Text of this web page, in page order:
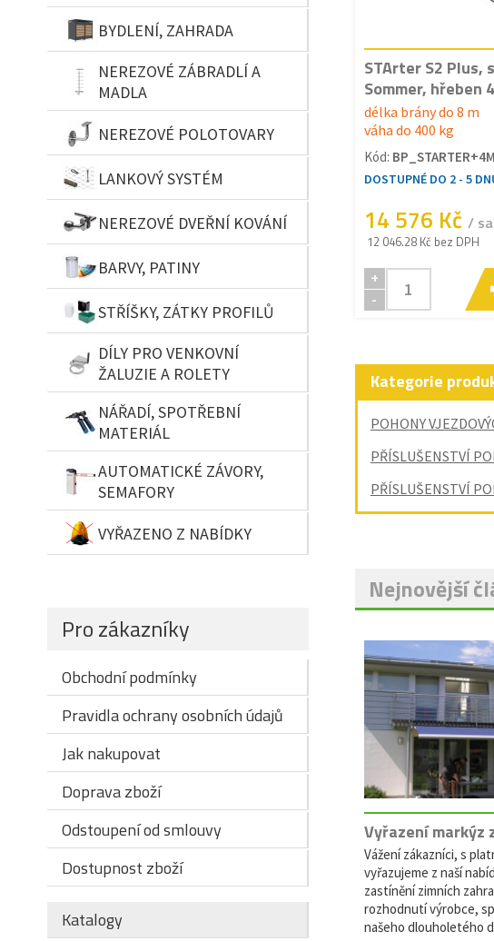
BYDLENÍ, ZAHRADA
NEREZOVÉ ZÁBRADLÍ A
MADLA
NEREZOVÉ POLOTOVARY
LANKOVÝ SYSTÉM
NEREZOVÉ DVEŘNÍ KOVÁNÍ
BARVY, PATINY
STŘÍŠKY, ZÁTKY PROFILŮ
DÍLY PRO VENKOVNÍ
ŽALUZIE A ROLETY
NÁŘADÍ, SPOTŘEBNÍ
MATERIÁL
AUTOMATICKÉ ZÁVORY,
SEMAFORY
VYŘAZENO Z NABÍDKY
Pro zákazníky
Obchodní podmínky
Pravidla ochrany osobních údajů
Jak nakupovat
Doprava zboží
Odstoupení od smlouvy
Dostupnost zboží
Katalogy
STArter S2 Plus,
Sommer, hřeben
délka brány do 8 m
váha do 400 kg
Kód:
DOSTUPNÉ DO 2 - 5
14 576 Kč /
12 046.28 Kč bez DPH
+
-
Kategorie
POHONY
PŘÍSLUŠENSTVÍ
PŘÍSLUŠENSTVÍ
Nejnovější
Vyřazení markýz
Vážení zákazníci, s
vyřazujeme z naší
zastínění zimních
rozhodnutí výrobce,
našeho dlouholetého